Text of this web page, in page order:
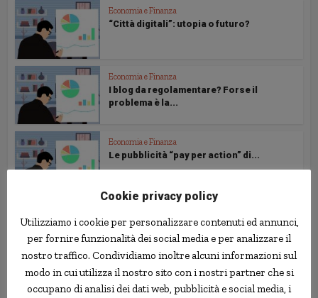
Economia e Finanza
“Città digitali”: utopia o futuro?
Economia e Finanza
I blog da regolamentare? Forse il
problema è la...
Economia e Finanza
Le pubblicità “pay per action” di...
ABI: i clienti delle banche sempre più...
Economia e Finanza
I danni per l’economia della chiusura di...
Cookie privacy policy
Utilizziamo i cookie per personalizzare contenuti ed annunci,
per fornire funzionalità dei social media e per analizzare il
nostro traffico. Condividiamo inoltre alcuni informazioni sul
modo in cui utilizza il nostro sito con i nostri partner che si
occupano di analisi dei dati web, pubblicità e social media, i